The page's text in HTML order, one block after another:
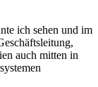
ich sehen und im
auch mitten in